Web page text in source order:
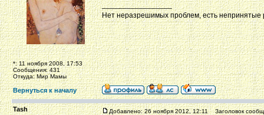
*: 11 ноября 2008, 17:53
Сообщения: 431
Откуда: Мир Мамы
_________________
Нет неразрешимых проблем, есть непринятые
Вернуться к началу
Tash Добавлено: 26 ноября 2012, 12:11 Заголовок